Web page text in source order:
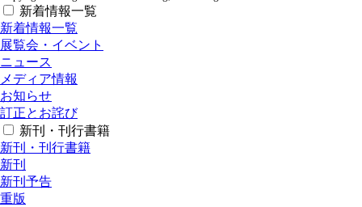
新着情報一覧
新着情報一覧
展覧会・イベント
ニュース
メディア情報
お知らせ
訂正とお詫び
新刊・刊行書籍
新刊・刊行書籍
新刊
新刊予告
重版